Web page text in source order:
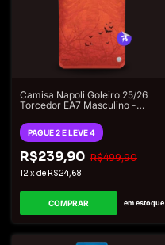
Camisa Napoli Goleiro 25/26
Torcedor EA7 Masculino -
PAGUE 2 E LEVE 4
R$239,90 R$499,90
12 xde R$24,68
COMPRAR em estoque